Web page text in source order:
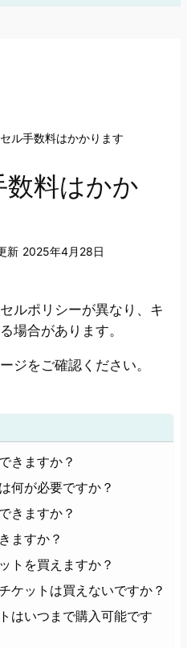
きますか？
何が必要ですか？
きますか？
ますか？
トを買えますか？
ケットは買えないですか？
はいつまで購入可能です
ル手数料はかかります
料はかか
新 2025年4月28日
ルポリシーが異なり、キ
場合があります。
ジをご確認ください。